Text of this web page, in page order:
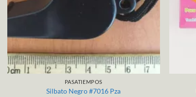
PASATIEMPOS
Silbato Negro #7016 Pza